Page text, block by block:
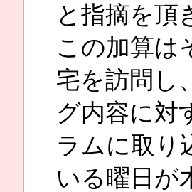
と指摘を頂
この加算は
宅を訪問し
グ内容に対
ラムに取り
いる曜日が